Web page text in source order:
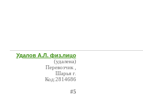
Удалов А.Л. физ.лицо
(удалена)
Перевозчик ,
Шарья г.
Код:2814686
#5